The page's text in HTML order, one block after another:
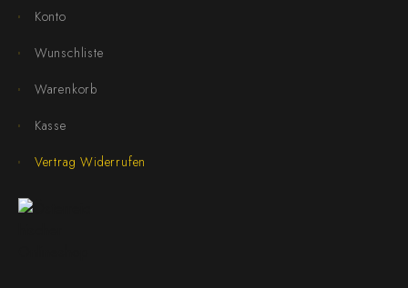
Konto
Wunschliste
Warenkorb
Kasse
Vertrag Widerrufen